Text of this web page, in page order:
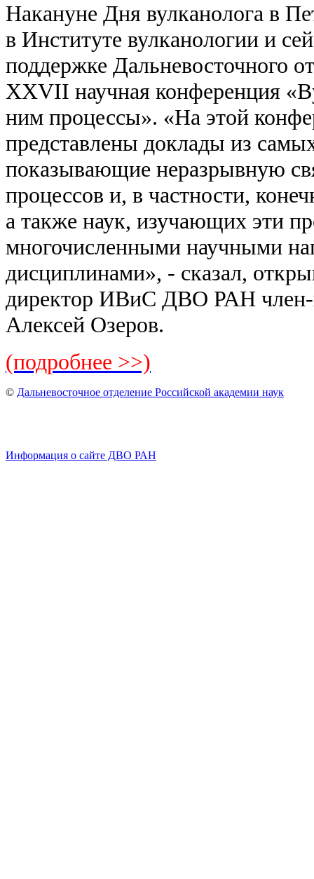
Накануне Дня вулканолога в
в Институте вулканологии и
поддержке Дальневосточного
XXVII научная конференция
ним процессы». «На этой
представлены доклады из
показывающие неразрывную
процессов и, в частности,
а также наук, изучающих эти
многочисленными научными
дисциплинами», - сказал,
директор ИВиС ДВО РАН член-
Алексей Озеров.
(подробнее >>)
© Дальневосточное отделение Российской академии наук
Информация о сайте ДВО РАН